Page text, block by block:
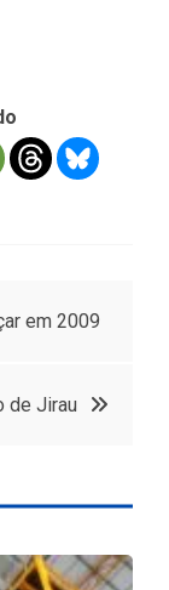
em 2009
de Jirau